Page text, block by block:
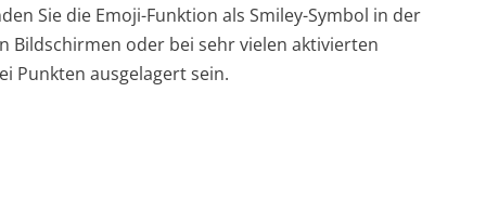
Sie die Emoji-Funktion als Smiley-Symbol in der
Bildschirmen oder bei sehr vielen aktivierten
Punkten ausgelagert sein.